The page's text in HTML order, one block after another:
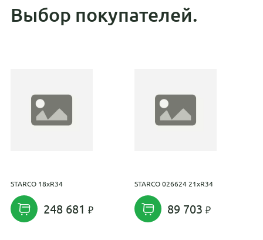
Выбор покупателей.
STARCO 18xR34
248 681
STARCO 026624 21xR34
89 703